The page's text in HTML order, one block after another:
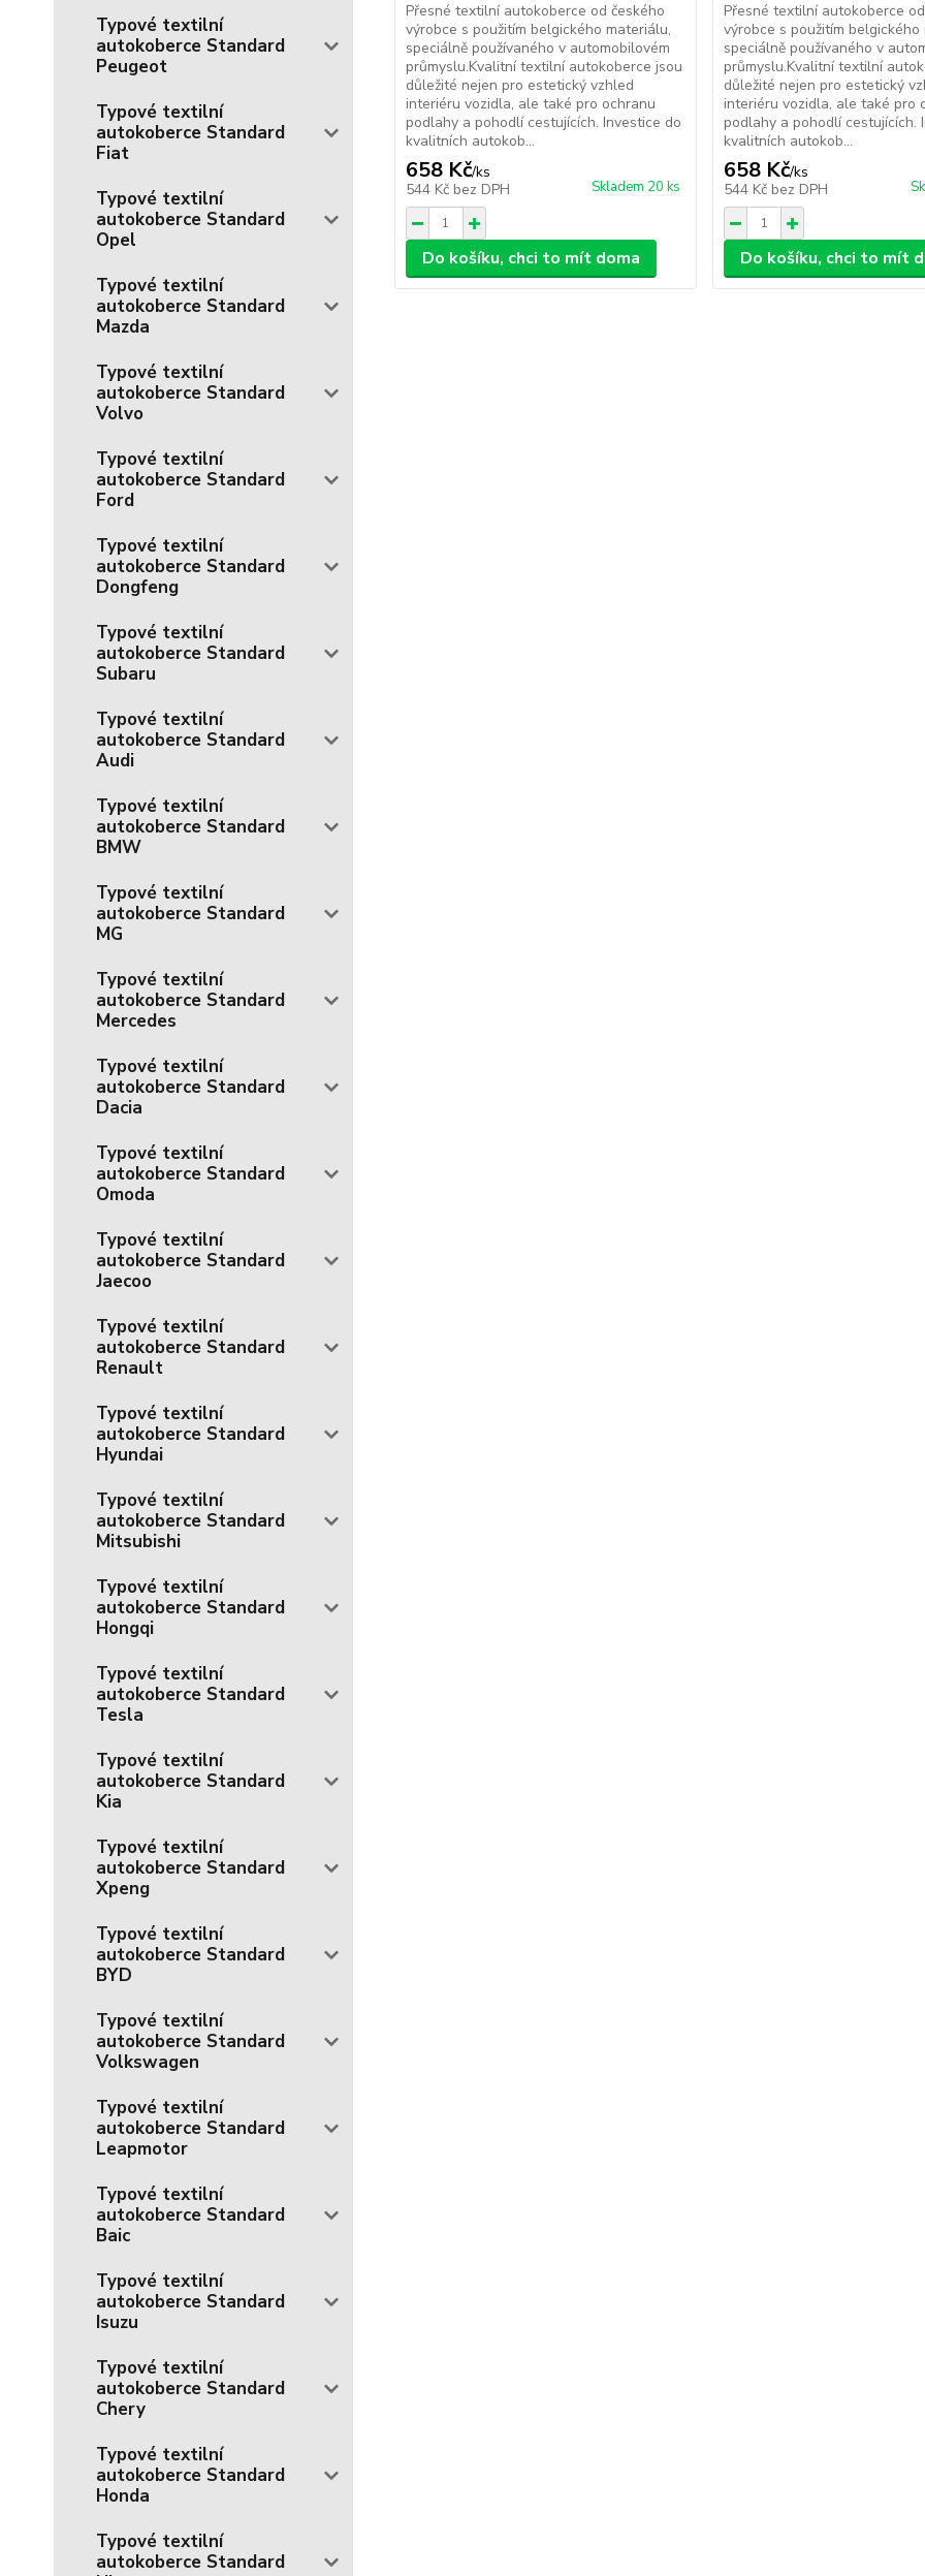
Typové textilní
autokoberce Standard
Peugeot
Typové textilní
autokoberce Standard
Fiat
Typové textilní
autokoberce Standard
Opel
Typové textilní
autokoberce Standard
Mazda
Typové textilní
autokoberce Standard
Volvo
Typové textilní
autokoberce Standard
Ford
Typové textilní
autokoberce Standard
Dongfeng
Typové textilní
autokoberce Standard
Subaru
Typové textilní
autokoberce Standard
Audi
Typové textilní
autokoberce Standard
BMW
Typové textilní
autokoberce Standard
MG
Typové textilní
autokoberce Standard
Mercedes
Typové textilní
autokoberce Standard
Dacia
Typové textilní
autokoberce Standard
Omoda
Typové textilní
autokoberce Standard
Jaecoo
Typové textilní
autokoberce Standard
Renault
Typové textilní
autokoberce Standard
Hyundai
Typové textilní
autokoberce Standard
Mitsubishi
Typové textilní
autokoberce Standard
Hongqi
Typové textilní
autokoberce Standard
Tesla
Typové textilní
autokoberce Standard
Kia
Typové textilní
autokoberce Standard
Xpeng
Typové textilní
autokoberce Standard
BYD
Typové textilní
autokoberce Standard
Volkswagen
Typové textilní
autokoberce Standard
Leapmotor
Typové textilní
autokoberce Standard
Baic
Typové textilní
autokoberce Standard
Isuzu
Typové textilní
autokoberce Standard
Chery
Typové textilní
autokoberce Standard
Honda
Typové textilní
autokoberce Standard
Přesné textilní autokoberce od českého
výrobce s použitím belgického materiálu,
speciálně používaného v automobilovém
průmyslu.Kvalitní textilní autokoberce jsou
důležité nejen pro estetický vzhled
interiéru vozidla, ale také pro ochranu
podlahy a pohodlí cestujících. Investice do
kvalitních autokob...
658 Kč/ks
544 Kč bez DPH Skladem 20 ks
Do košíku, chci to mít doma
Přesné textilní autokoberce
výrobce s použitím belgického
speciálně používaného v
průmyslu.Kvalitní textilní
důležité nejen pro estetický
interiéru vozidla, ale také pro
podlahy a pohodlí cestujících.
kvalitních autokob...
658 Kč/ks
544 Kč bez DPH
Do košíku, chci to mít